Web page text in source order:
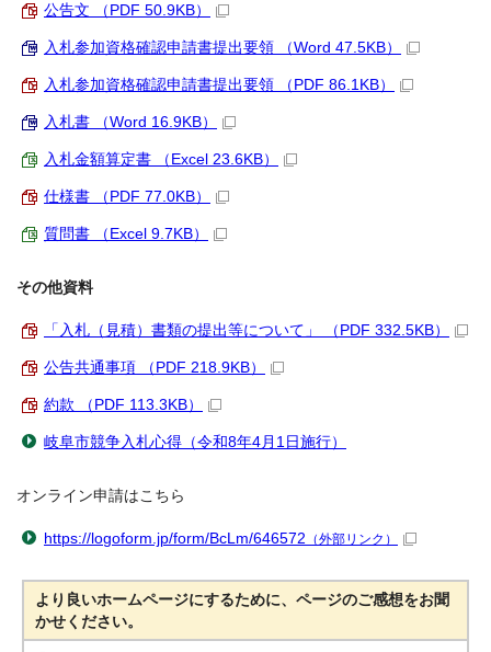
公告文 （PDF 50.9KB）
入札参加資格確認申請書提出要領 （Word 47.5KB）
入札参加資格確認申請書提出要領 （PDF 86.1KB）
入札書 （Word 16.9KB）
入札金額算定書 （Excel 23.6KB）
仕様書 （PDF 77.0KB）
質問書 （Excel 9.7KB）
その他資料
「入札（見積）書類の提出等について」 （PDF 332.5KB）
公告共通事項 （PDF 218.9KB）
約款 （PDF 113.3KB）
岐阜市競争入札心得（令和8年4月1日施行）
オンライン申請はこちら
https://logoform.jp/form/BcLm/646572 （外部リンク）
より良いホームページにするために、ページのご感想をお聞
かせください。